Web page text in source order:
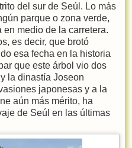
del sur de Seúl. Lo más
parque o zona verde,
medio de la carretera.
es decir, que brotó
esa fecha en la historia
que este árbol vio dos
la dinastía Joseon
japonesas y a la
aún más mérito, ha
de Seúl en las últimas